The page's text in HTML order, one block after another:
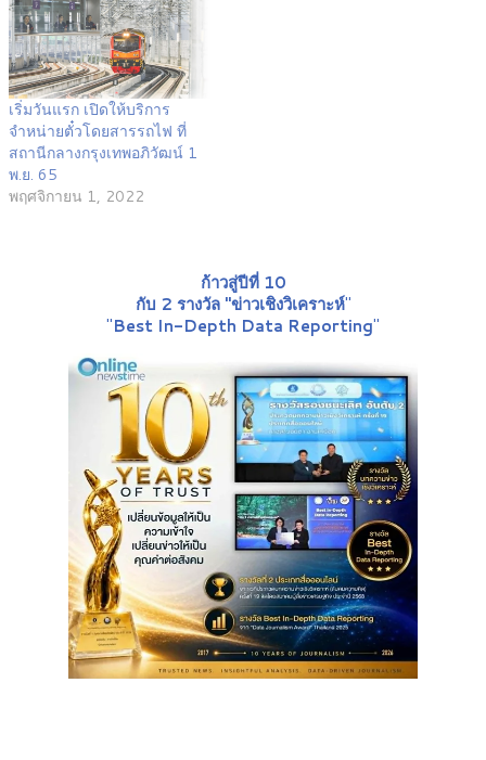
เริ่มวันแรก เปิดให้บริการ
จำหน่ายตั๋วโดยสารรถไฟ ที่
สถานีกลางกรุงเทพอภิวัฒน์ 1
พ.ย. 65
พฤศจิกายน 1, 2022
ก้าวสู่ปีที่ 10
กับ 2 รางวัล "ข่าวเชิงวิเคราะห์"
"Best In-Depth Data Reporting"